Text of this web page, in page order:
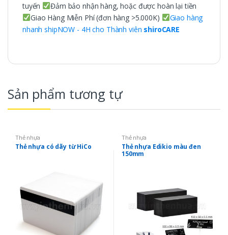
tuyến
Đảm bảo nhận hàng, hoặc được hoàn lại tiền
Giao Hàng Miễn Phí (đơn hàng >5.000K)
Giao hàng
nhanh shipNOW - 4H cho Thành viên shiroCARE
Sản phẩm tương tự
Thẻ nhựa
Thẻ nhựa có dãy từ HiCo
Thẻ nhựa
Thẻ nhựa Edikio màu đen
150mm